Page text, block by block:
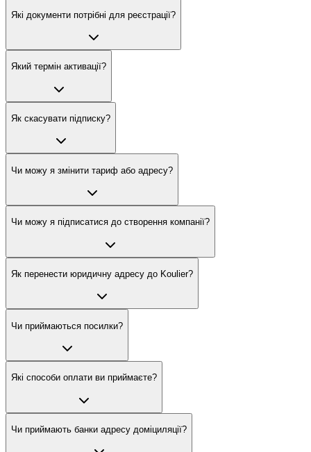
Які документи потрібні для реєстрації?
Який термін активації?
Як скасувати підписку?
Чи можу я змінити тариф або адресу?
Чи можу я підписатися до створення компанії?
Як перенести юридичну адресу до Koulier?
Чи приймаються посилки?
Які способи оплати ви приймаєте?
Чи приймають банки адресу доміциляції?